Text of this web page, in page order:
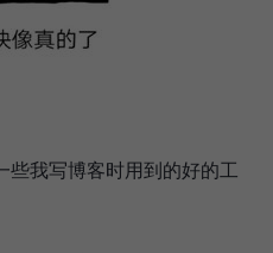
些我写博客时用到的好的工